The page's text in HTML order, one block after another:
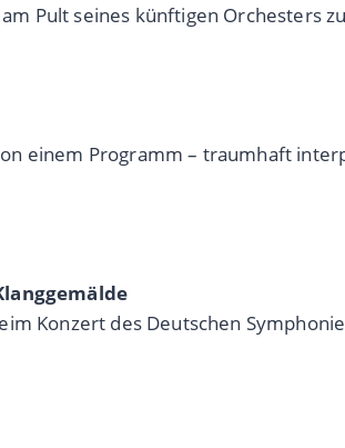
Pult seines künftigen Orchesters
einem Programm – traumhaft
Konzert des Deutschen